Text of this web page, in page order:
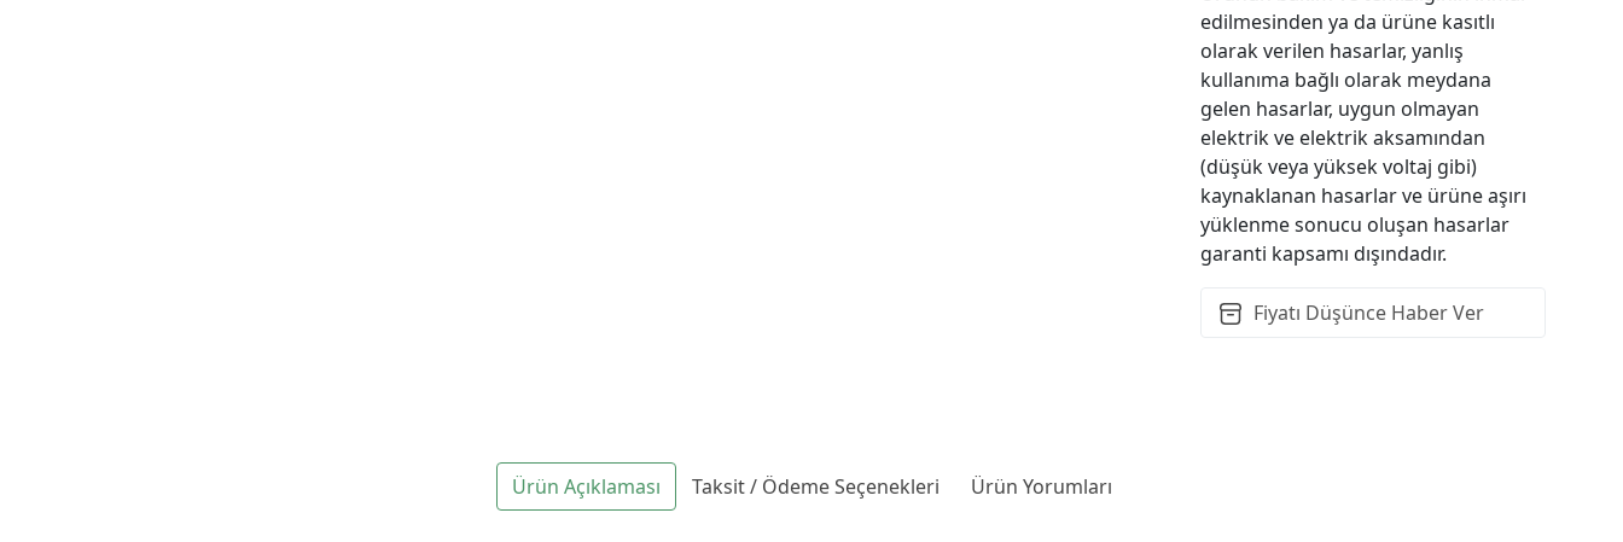
edilmesinden ya da ürüne kasıtlı
olarak verilen hasarlar, yanlış
kullanıma bağlı olarak meydana
gelen hasarlar, uygun olmayan
elektrik ve elektrik aksamından
(düşük veya yüksek voltaj gibi)
kaynaklanan hasarlar ve ürüne aşırı
yüklenme sonucu oluşan hasarlar
garanti kapsamı dışındadır.
Fiyatı Düşünce Haber Ver
Ürün Açıklaması Taksit / Ödeme Seçenekleri Ürün Yorumları